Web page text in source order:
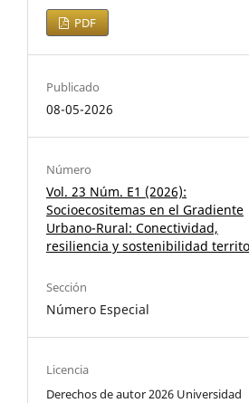
PDF
Publicado
08-05-2026
Número
Vol. 23 Núm. E1 (2026):
Socioecositemas en el Gradiente
Urbano-Rural: Conectividad,
resiliencia y sostenibilidad
Sección
Número Especial
Licencia
Derechos de autor 2026 Universidad